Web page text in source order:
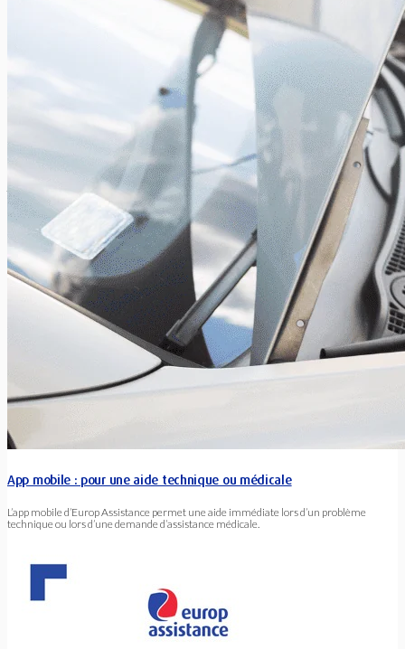
L’Avion des neiges 2026 d’Europ Assistance
Xavier Van Caneghem 0
Le vendredi 20 février 2026, l’Avion des neiges d’Europ
Assistance a rapatrié 18 personnes en provenance de
Grenoble. Durant la...
App mobile : pour une aide technique ou médicale
L’app mobile d’Europ Assistance permet une aide immédiate lors d’un problème
technique ou lors d’une demande d’assistance médicale.